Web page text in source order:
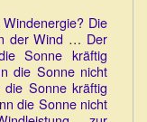
Die
der Wind … Der
Sonne kräftig
die Sonne nicht
Sonne kräftig
die Sonne nicht